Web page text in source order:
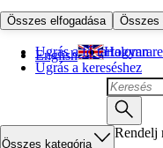
Összes elfogadása Összes
Ugrás a fő tartalomra
Ugrás a kereséshez
English Hogyan
Összes kategória
Rendelj